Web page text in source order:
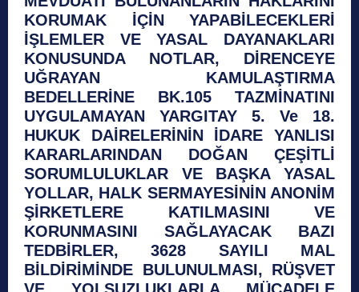
KORUMAK İÇİN YAPABİLECEKLERİ
İŞLEMLER VE YASAL DAYANAKLARI
KONUSUNDA NOTLAR, DİRENCEYE
UĞRAYAN KAMULAŞTIRMA
BEDELLERİNE BK.105 TAZMİNATINI
UYGULAMAYAN YARGITAY 5. Ve 18.
HUKUK DAİRELERİNİN İDARE YANLISI
KARARLARINDAN DOĞAN ÇEŞİTLİ
SORUMLULUKLAR VE BAŞKA YASAL
YOLLAR, HALK SERMAYESİNİN ANONİM
ŞİRKETLERE KATILMASINI VE
KORUNMASINI SAĞLAYACAK BAZI
TEDBİRLER, 3628 SAYILI MAL
BİLDİRİMİNDE BULUNULMASI, RÜŞVET
VE YOLSUZLUKLARLA MÜCADELE